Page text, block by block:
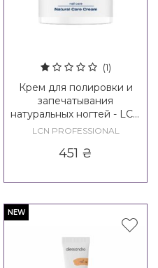
(1)
Крем для полировки и
запечатывания
натуральных ногтей - LCN
Natural Care Cream
LCN PROFESSIONAL
451 ₴
NEW